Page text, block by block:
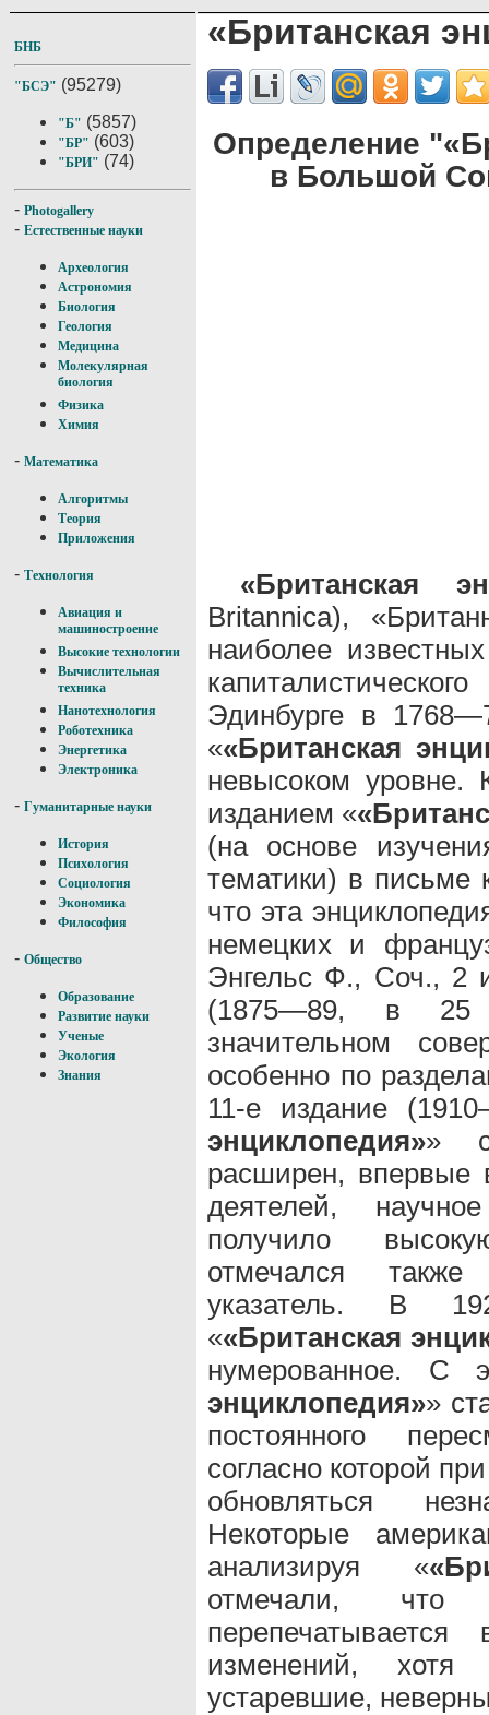
БНБ
"БСЭ" (95279)
"Б" (5857)
"БР" (603)
"БРИ" (74)
- Photogallery
- Естественные науки
Археология
Астрономия
Биология
Геология
Медицина
Молекулярная
биология
Физика
Химия
- Математика
Алгоритмы
Теория
Приложения
- Технология
Авиация и
машиностроение
Высокие технологии
Вычислительная
техника
Нанотехнология
Роботехника
Энергетика
Электроника
- Гуманитарные науки
История
Психология
Социология
Экономика
Философия
- Общество
Образование
Развитие науки
Ученые
Экология
Знания
«Британская
Определение
в Большой
«Британская
Britannica),
наиболее
Эдинбурге в
««Британская
невысоком уровне.
изданием «
(на основе
тематики) в письме
что эта
немецких и
Энгельс Ф., Соч., 2
(1875—89, в 25
значительном
особенно по
11-е издание
энциклопедия»»
расширен, впервые
деятелей,
получило
отмечался также
указатель. В
««Британская
нумерованное. С
энциклопедия»»
постоянного
согласно которой
обновляться
Некоторые
анализируя «
отмечали, что
изменений,
устаревшие,